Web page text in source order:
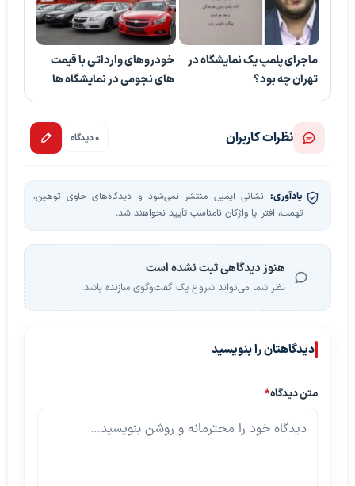
ماجرای پلمپ یک نمایشگاه در
تهران چه بود؟
خودروهای وارداتی با قیمت
های نجومی در نمایشگاه ها
نظرات کاربران 0 دیدگاه
یادآوری: نشانی ایمیل منتشر نمی‌شود و دیدگاه‌های حاوی توهین،
تهمت، افترا یا واژگان نامناسب تأیید نخواهند شد.
هنوز دیدگاهی ثبت نشده است
نظر شما می‌تواند شروع یک گفت‌وگوی سازنده باشد.
دیدگاهتان را بنویسید
متن دیدگاه*